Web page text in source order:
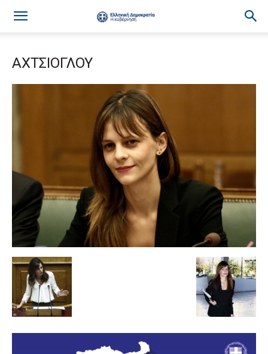
ΑΧΤΣΙΟΓΛΟΥ